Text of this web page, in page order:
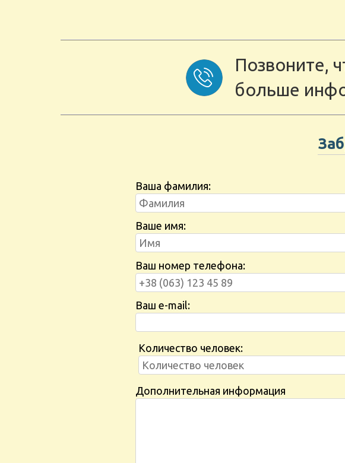
Позвоните,
больше
Ваша фамилия:
Ваше имя:
Ваш номер телефона:
Ваш e-mail:
Количество человек:
Дополнительная информация